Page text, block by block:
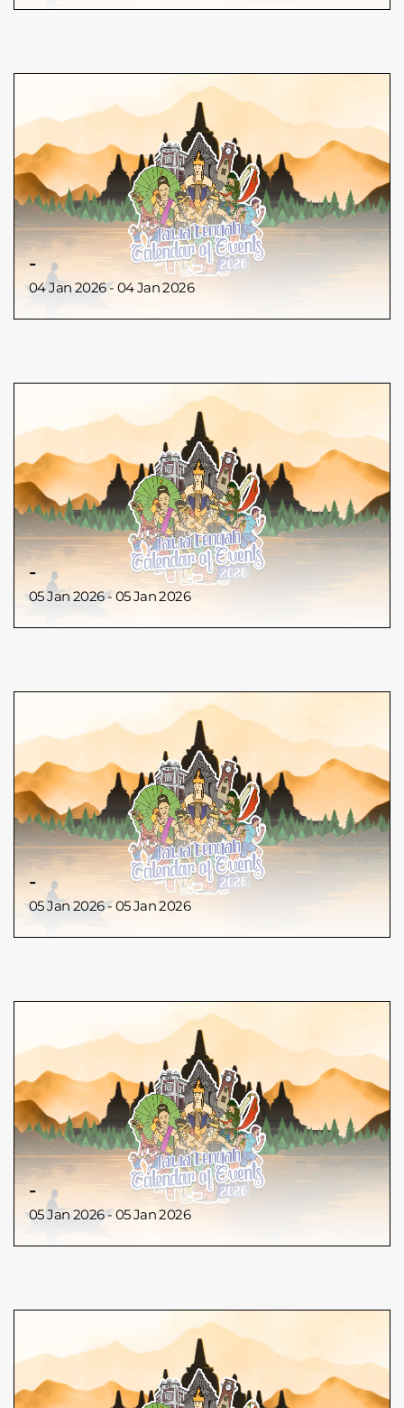
-
04 Jan 2026 - 04 Jan 2026
-
05 Jan 2026 - 05 Jan 2026
-
05 Jan 2026 - 05 Jan 2026
-
05 Jan 2026 - 05 Jan 2026